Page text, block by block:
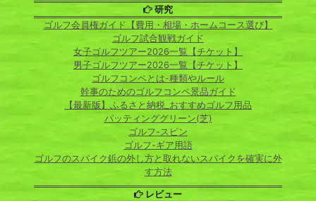
研究
ゴルフ会員権ガイド【費用・相場・ホームコース選び】
ゴルフ試合観戦ガイド
女子ゴルフツアー2026一覧【チケット】
男子ゴルフツアー2026一覧【チケット】
ゴルフコンペとは-種類やルール
幹事のためのゴルフコンペ景品ガイド
【最新版】ふるさと納税_おすすめゴルフ用品
パッティンググリーン(芝)
ゴルフ-スピン
ゴルフ-ギア用語
ゴルフのスパイク鋲の外し方と取れないスパイクを確実に外
す方法
レビュー